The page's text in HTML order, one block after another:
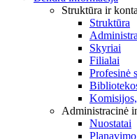
Struktūra ir
Struktūra
Skyriai
Filialai
Profesinė
Administracinė
Nuostatai